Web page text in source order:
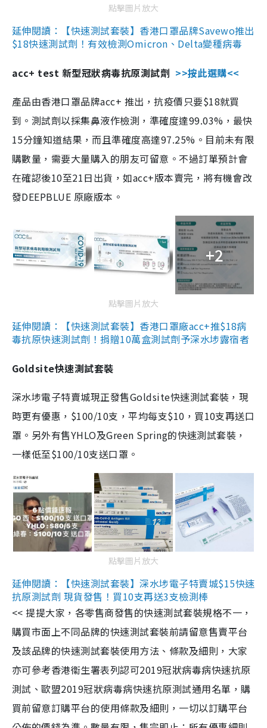
點擊圖片放大
延伸閱讀：【快速測試套裝】香港口罩品牌Savewo推出
$18快速測試劑！有效檢測Omicron、Delta變種病毒
acc+ test 新型冠狀病毒抗原測試劑 >>按此選購<<
產品由香港口罩品牌acc+ 推出，抗疫價只要$18就買
到。測試劑以採集鼻液作檢測，準確度達99.03%，最快
15分鐘知道結果，而且準確度高達97.25%。目前未有限
購數量，需要大量購入的朋友可留意。不過訂單預計會
在確認後10至21日出貨，如acc+版本賣完，將有機會改
發DEEPBLUE 原廠版本。
+2
點擊圖片放大
延伸閱讀：【快速測試套裝】香港口罩廠acc+推$18病
毒抗原快速測試劑！捐贈10萬盒測試劑予深水埗露宿者
Goldsite快速測試套裝
深水埗電子特賣城現正發售Goldsite快速測試套裝，現
時更有優惠，$100/10支，平均每支$10，買10支再送口
罩。另外有售YHLO及Green Spring的快速測試套裝，
一樣低至$100/10支送口罩。
點擊圖片放大
延伸閱讀：【快速測試套裝】深水埗電子特賣城$15快速
抗原測試劑 現貨發售！買10支再送3支檢測棒
<< 提提大家，各零售商發售的快速測試套裝規格不一，
購買市面上不同品牌的快速測試套裝前請留意售賣平台
及該品牌的快速測試套裝使用方法、條款及細則，大家
亦可參考香港衞生署表列認可2019冠狀病毒病快速抗原
測試、歐盟2019冠狀病毒病快速抗原測試通用名單，購
買前留意訂購平台的使用條款及細則，一切以訂購平台